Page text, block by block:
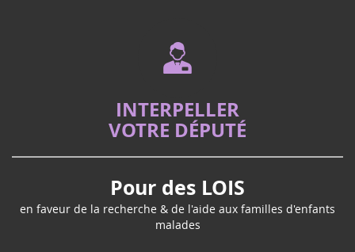
INTERPELLER
VOTRE DÉPUTÉ
Pour des LOIS
en faveur de la recherche & de l'aide aux familles d'enfants
malades